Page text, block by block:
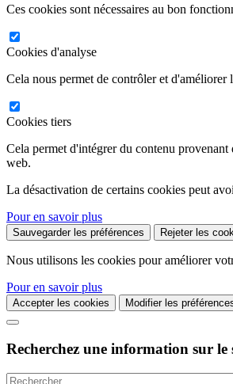
Ces cookies sont nécessaires au bon
Cookies d'analyse
Cela nous permet de contrôler et d'améliorer
Cookies tiers
Cela permet d'intégrer du contenu
web.
La désactivation de certains cookies peut
Pour en savoir plus
Sauvegarder les préférences Rejeter les
Nous utilisons les cookies pour améliorer
Pour en savoir plus
Accepter les cookies Modifier les
Recherchez une information sur le